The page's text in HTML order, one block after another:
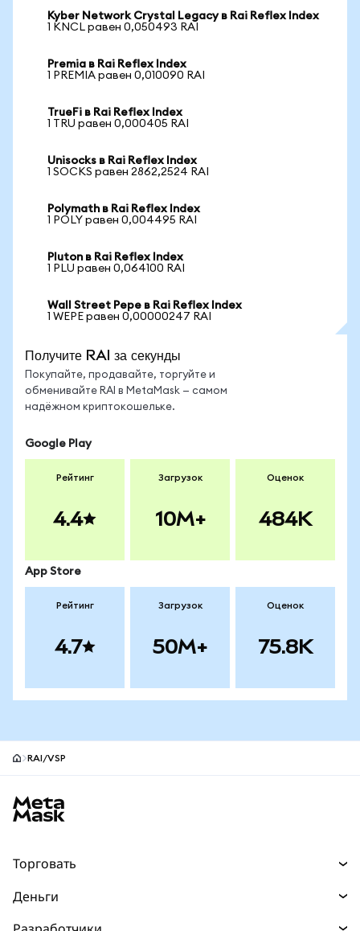
Kyber Network Crystal Legacy в Rai Reflex Index
1 KNCL равен 0,050493 RAI
Premia в Rai Reflex Index
1 PREMIA равен 0,010090 RAI
TrueFi в Rai Reflex Index
1 TRU равен 0,000405 RAI
Unisocks в Rai Reflex Index
1 SOCKS равен 2862,2524 RAI
Polymath в Rai Reflex Index
1 POLY равен 0,004495 RAI
Pluton в Rai Reflex Index
1 PLU равен 0,064100 RAI
Wall Street Pepe в Rai Reflex Index
1 WEPE равен 0,00000247 RAI
Получите RAI за секунды
Покупайте, продавайте, торгуйте и
обменивайте RAI в MetaMask — самом
надёжном криптокошельке.
Google Play
Рейтинг
4.4
Загрузок
10M+
Оценок
484K
App Store
Рейтинг
4.7
Загрузок
50M+
Оценок
75.8K
RAI/VSP
Торговать
Деньги